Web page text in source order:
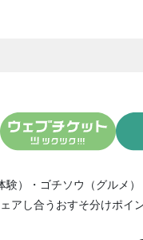
験） ・ ゴチソウ（グルメ）
アし合う おすそ分けポイ